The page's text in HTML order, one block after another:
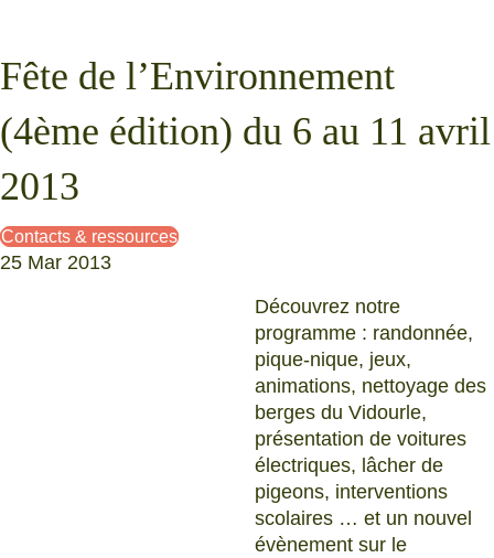
Fête de l’Environnement
(4ème édition) du 6 au 11 avril
2013
Contacts & ressources
25 Mar 2013
Découvrez notre
programme : randonnée,
pique-nique, jeux,
animations, nettoyage des
berges du Vidourle,
présentation de voitures
électriques, lâcher de
pigeons, interventions
scolaires … et un nouvel
évènement sur le